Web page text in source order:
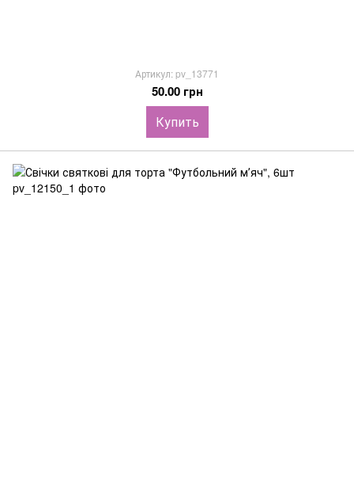
Артикул: pv_13771
50.00 грн
Купить